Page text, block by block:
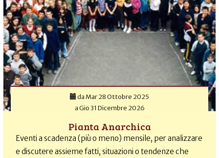
da Mar 28 Ottobre 2025
aGio 31 Dicembre 2026
Pianta Anarchica
Eventi a scadenza (più o meno) mensile, per analizzare
e discutere assieme fatti, situazioni o tendenze che